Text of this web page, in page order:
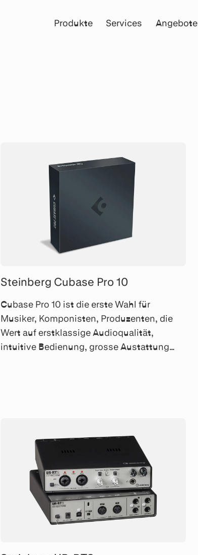
Produkte Services Angebote
Steinberg Cubase Pro 10
Cubase Pro 10 ist die erste Wahl für
Musiker, Komponisten, Produzenten, die
Wert auf erstklassige Audioqualität,
intuitive Bedienung, grosse Austattung